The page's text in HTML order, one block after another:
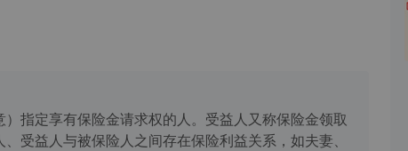
指定享有保险金请求权的人。受益人又称保险金领取
受益人与被保险人之间存在保险利益关系，如夫妻、